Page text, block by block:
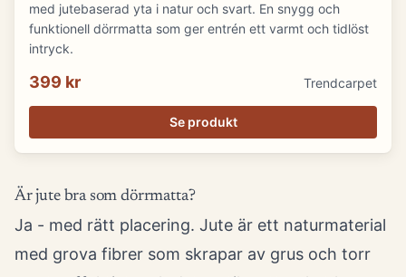
med jutebaserad yta i natur och svart. En snygg och
funktionell dörrmatta som ger entrén ett varmt och tidlöst
intryck.
399 kr Trendcarpet
Se produkt
Är jute bra som dörrmatta?
Ja - med rätt placering. Jute är ett naturmaterial
med grova fibrer som skrapar av grus och torr